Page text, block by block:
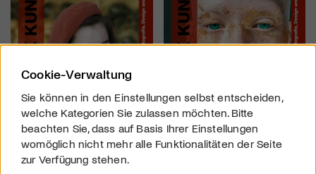
Cookie-Verwaltung
Sie können in den Einstellungen selbst entscheiden,
welche Kategorien Sie zulassen möchten. Bitte
beachten Sie, dass auf Basis Ihrer Einstellungen
womöglich nicht mehr alle Funktionalitäten der Seite
zur Verfügung stehen.